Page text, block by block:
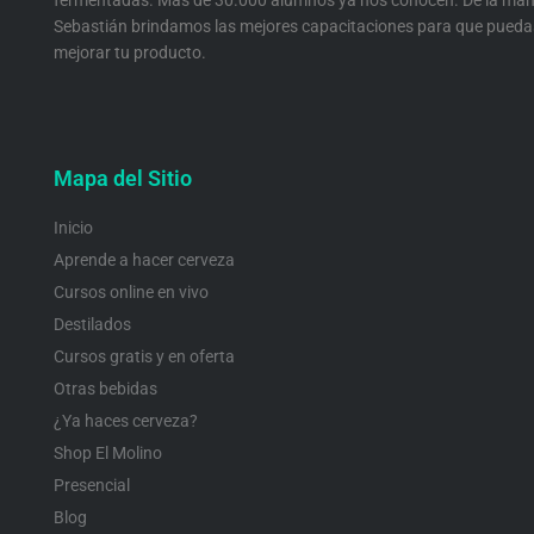
Sebastián brindamos las mejores capacitaciones para que
mejorar tu producto.
Mapa del Sitio
Inicio
Aprende a hacer cerveza
Cursos online en vivo
Destilados
Cursos gratis y en oferta
Otras bebidas
¿Ya haces cerveza?
Shop El Molino
Presencial
Blog